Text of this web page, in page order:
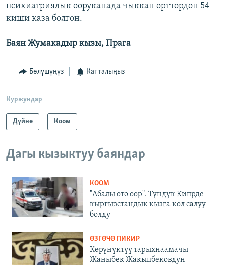
психиатриялык ооруканада чыккан өрттөрдөн 54
киши каза болгон.
Баян Жумакадыр кызы, Прага
Бөлүшүңүз Катталыңыз
Куржундар
Дүйнө Коом
Дагы кызыктуу баяндар
КООМ
"Абалы өтө оор". Түндүк Кипрде
кыргызстандык кызга кол салуу
болду
ӨЗГӨЧӨ ПИКИР
Көрүнүктүү тарыхнаамачы
Жаныбек Жакыпбековдун